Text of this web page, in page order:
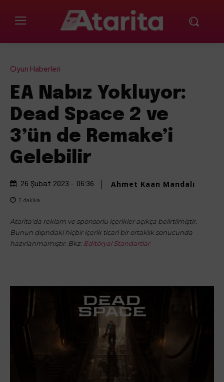
Oyun Haberleri
EA Nabız Yokluyor:
Dead Space 2 ve
3’ün de Remake’i
Gelebilir
26 Şubat 2023 - 06:36 Ahmet Kaan Mandalı
2 dakika
Atarita'da reklam ve sponsorlu içerikler açıkça belirtilmiştir.
Bunun dışındaki hiçbir içerik ticari bir ortaklık sonucunda
hazırlanmamıştır. Bkz: Editöryal Standartlar